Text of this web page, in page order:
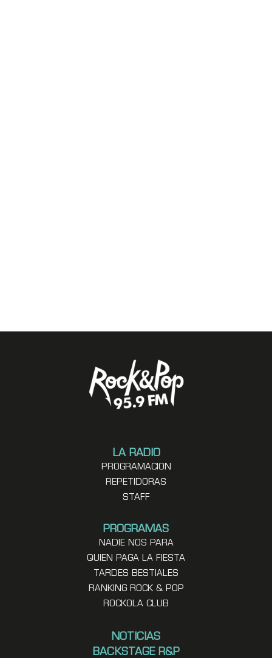
LA RADIO
PROGRAMACION
REPETIDORAS
STAFF
PROGRAMAS
NADIE NOS PARA
QUIEN PAGA LA FIESTA
TARDES BESTIALES
RANKING ROCK & POP
ROCKOLA CLUB
NOTICIAS
BACKSTAGE R&P